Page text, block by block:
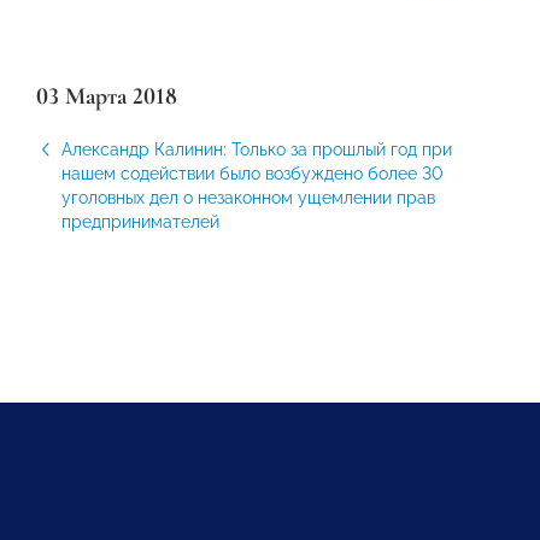
03 Марта 2018
Александр Калинин: Только за прошлый год при
нашем содействии было возбуждено более 30
уголовных дел о незаконном ущемлении прав
предпринимателей